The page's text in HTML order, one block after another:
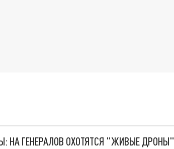
НА ГЕНЕРАЛОВ ОХОТЯТСЯ "ЖИВЫЕ ДРОНЫ"